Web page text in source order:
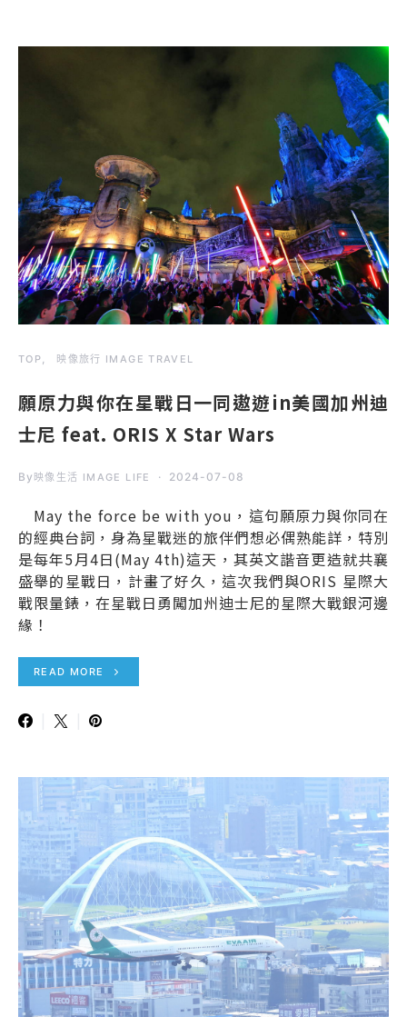
TOP 映像旅行 IMAGE TRAVEL
願原力與你在星戰日一同遨遊in美國加州迪
士尼 feat. ORIS X Star Wars
By 映像生活 IMAGE LIFE 2024-07-08
May the force be with you，這句願原力與你同在
的經典台詞，身為星戰迷的旅伴們想必偶熟能詳，特別
是每年5月4日(May 4th)這天，其英文諧音更造就共襄
盛舉的星戰日，計畫了好久，這次我們與ORIS 星際大
戰限量錶，在星戰日勇闖加州迪士尼的星際大戰銀河邊
緣！
READ MORE